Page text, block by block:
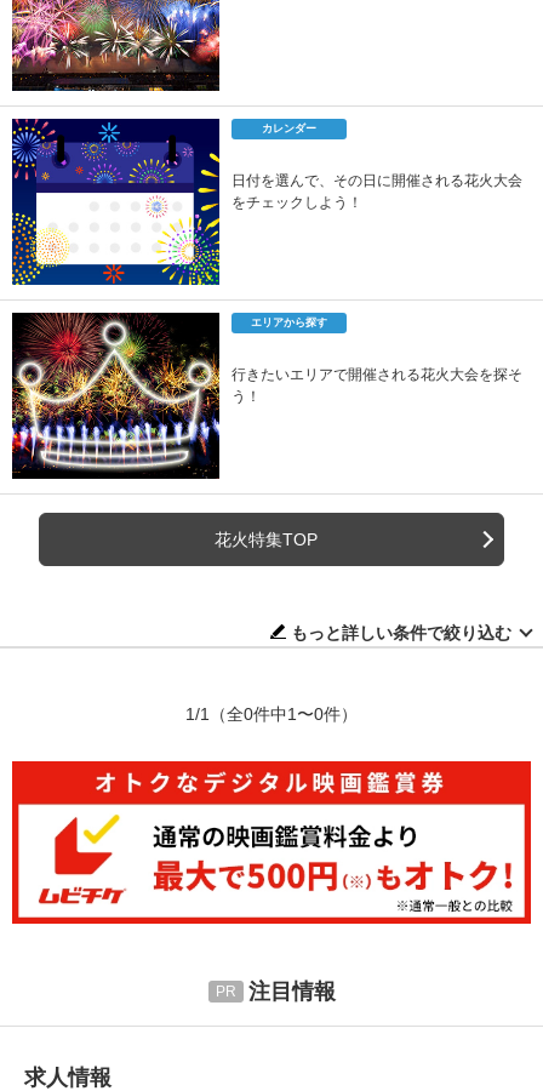
カレンダー
日付を選んで、その日に開催される花火大会
をチェックしよう！
エリアから探す
行きたいエリアで開催される花火大会を探そ
う！
花火特集TOP
もっと詳しい条件で絞り込む
1/1 （全0件中1〜0件）
注目情報
求人情報